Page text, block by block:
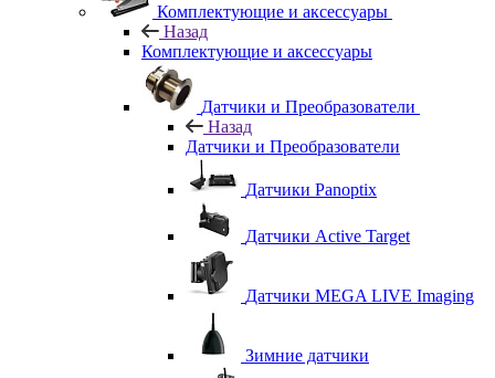
Комплектующие и аксессуары
Назад
Комплектующие и аксессуары
Датчики и Преобразователи
Назад
Датчики и Преобразователи
Датчики Panoptix
Датчики Active Target
Датчики MEGA LIVE Imaging
Зимние датчики